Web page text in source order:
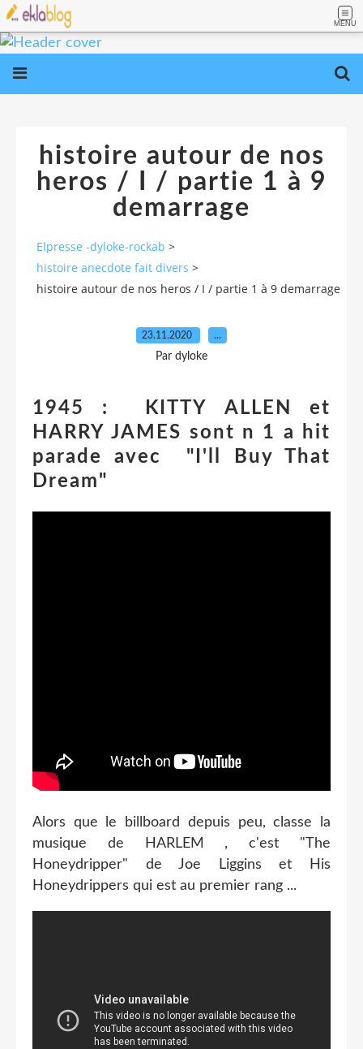
MENU
histoire autour de nos
heros / I / partie 1 à 9
demarrage
Elpresse -dyloke-rockab >
histoire anecdote fait divers >
histoire autour de nos heros / I / partie 1 à 9 demarrage
23.11.2020 …
Par dyloke
1945 : KITTY ALLEN et
HARRY JAMES sont n 1 a hit
parade avec "I'll Buy That
Dream"
Alors que le billboard depuis peu, classe la
musique de HARLEM , c'est "The
Honeydripper" de Joe Liggins et His
Honeydrippers qui est au premier rang ...